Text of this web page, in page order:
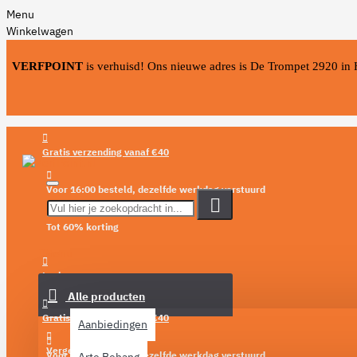
Menu
Winkelwagen
VERFPOINT is verhuisd! Ons nieuwe adres is De Trompet 2920 in
Gratis verzending vanaf €40
Voor 16:00 besteld, dezelfde werkdag verstuurd
Tot 60% korting
Login
Verlanglijst
Vergelijken
Alle producten
Aanbiedingen
Gratis verzending vanaf €40